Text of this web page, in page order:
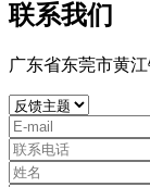
联系我们
广东省东莞市黄